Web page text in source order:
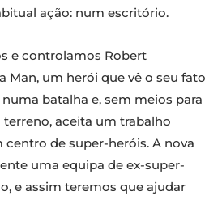
ação: num escritório.
e controlamos Robert
Man, um herói que vê o seu fato
batalha e, sem meios para
aceita um trabalho
de super-heróis. A nova
uma equipa de ex-super-
e assim teremos que ajudar